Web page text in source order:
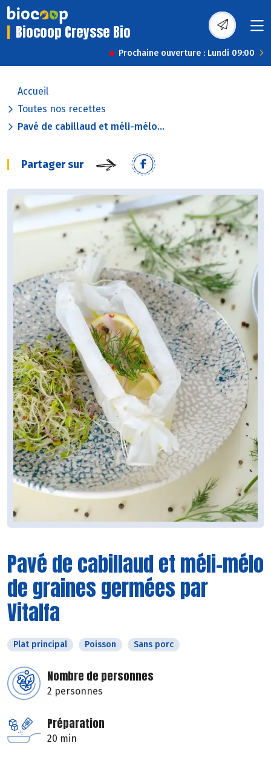
Biocoop Creysse Bio
Prochaine ouverture : Lundi 09:00
Accueil
Toutes nos recettes
Pavé de cabillaud et méli-mélo...
Partager sur
Pavé de cabillaud et méli-mélo
de graines germées par
Vitalfa
Plat principal Poisson Sans porc
Nombre de personnes
2 personnes
Préparation
20 min